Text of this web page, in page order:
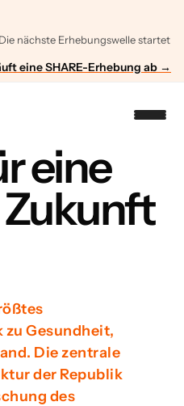
nächste Erhebungswelle startet
eine SHARE-Erhebung ab →
eine
Gesundheit,
Die zentrale
der Republik
des